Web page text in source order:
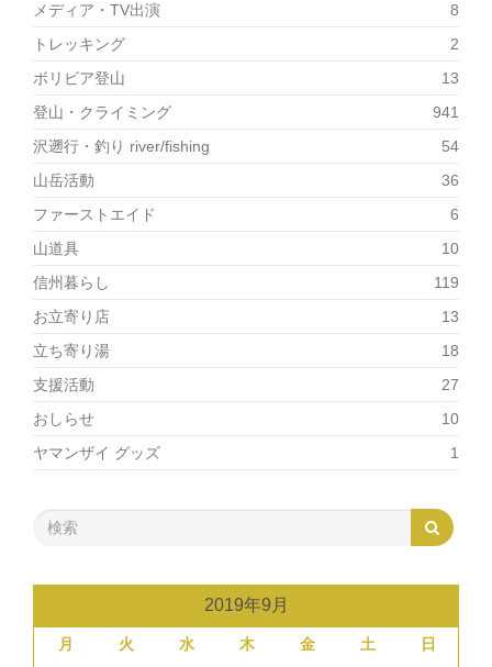
メディア・TV出演
8
トレッキング
2
ボリビア登山
13
登山・クライミング
941
沢遡行・釣り river/fishing
54
山岳活動
36
ファーストエイド
6
山道具
10
信州暮らし
119
お立寄り店
13
立ち寄り湯
18
支援活動
27
おしらせ
10
ヤマンザイ グッズ
1
2019年9月
月 火 水 木 金 土
日